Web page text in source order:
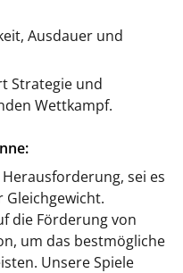
Ausdauer und
Strategie und
Wettkampf.
sei es
die Förderung von
um das bestmögliche
Unsere Spiele